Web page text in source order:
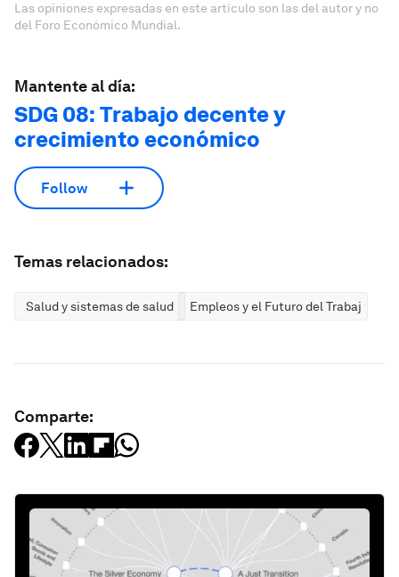
Las opiniones expresadas en este artículo son las del autor y no
del Foro Económico Mundial.
Mantente al día:
SDG 08: Trabajo decente y
crecimiento económico
Follow
Temas relacionados:
Salud y sistemas de salud Empleos y el Futuro del Trabajo
Comparte: